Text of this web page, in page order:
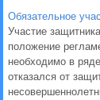
Обязательное
Участие
положение
необходимо в
отказался от